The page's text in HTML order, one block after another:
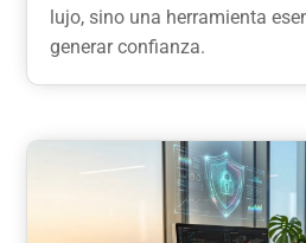
lujo, sino una herramienta
generar confianza.